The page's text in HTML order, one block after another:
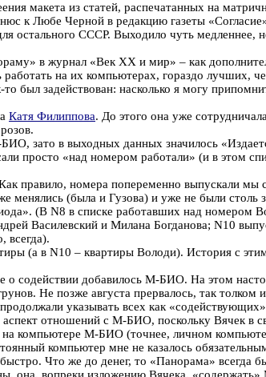
макета из статей, распечатанных на
к Любе Черной в редакцию газеты
остального СССР. Выходило чуть
в журнал «Век XX и мир» – как
на их компьютерах, гораздо лучших,
был задействован: насколько я могу
Катя Филиппова. До этого она уже
зато в выходных данных значилось
просто «над номером работали» (и в этом
правило, номера попеременно выпускали
менялись (была и Гузова) и уже не были
(В N8 в списке работавших над номером
Василевский и Милана Богданова; N10
всегда).
(а в N10 – квартиры Володи). История с
содействии добавилось М-БИО. На этом
Не позже августа прервалось, так толком
указывать всех как
отношений с М-БИО, поскольку Вячек
на компьютере М-БИО (точнее, личном
компьютер мне не казалось
Что же до денег, то «Панорама»